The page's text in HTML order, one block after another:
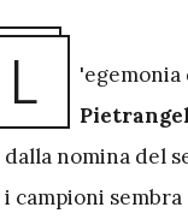
L
dalla nomina del
i campioni